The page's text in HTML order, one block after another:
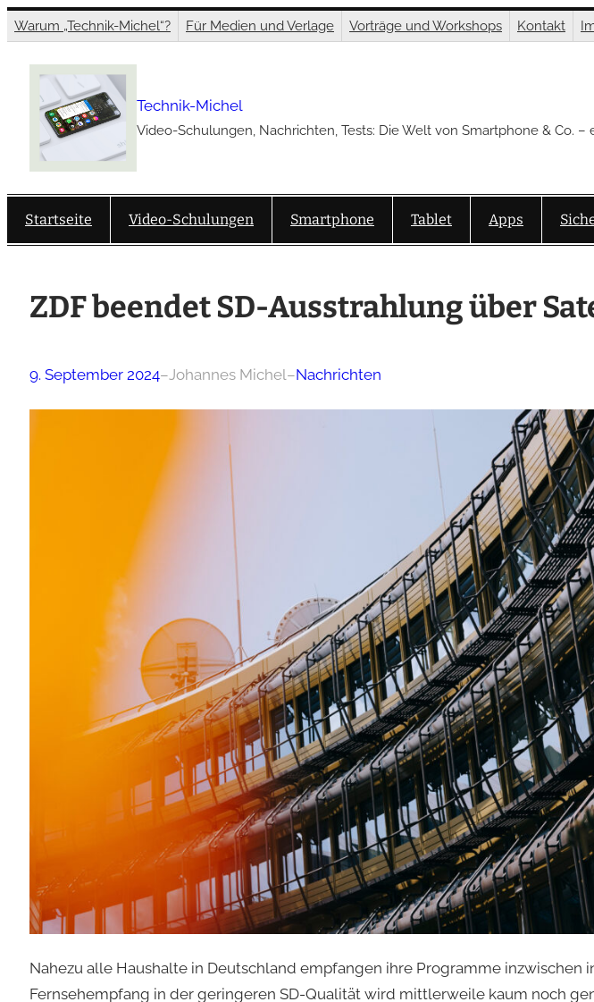
Zum
Inhalt
springen
Warum „Technik-Michel“? Für Medien und Verlage Vorträge und Workshops Kontakt
Technik-Michel
Video-Schulungen, Nachrichten, Tests: Die Welt von Smartphone & Co. –
Startseite Video-Schulungen Smartphone Tablet Apps
ZDF beendet SD-Ausstrahlung über
9. September 2024–Johannes Michel–Nachrichten
Nahezu alle Haushalte in Deutschland empfangen ihre Programme inzwischen
Fernsehempfang in der geringeren SD-Qualität wird mittlerweile kaum noch